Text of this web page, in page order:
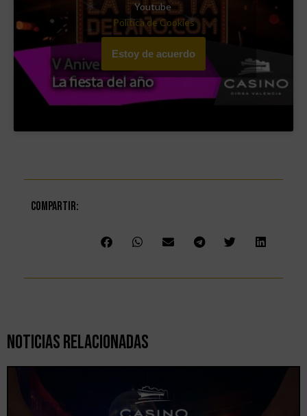
Youtube
Política de Cookies
Estoy de acuerdo
Compartir:
Noticias Relacionadas